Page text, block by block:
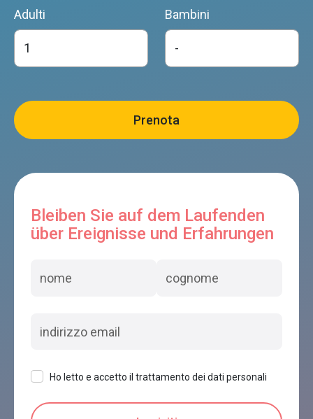
Adulti Bambini
Bleiben Sie auf dem Laufenden
über Ereignisse und Erfahrungen
Ho letto e accetto il trattamento dei dati personali